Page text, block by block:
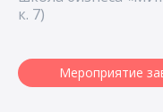
к. 7)
Мероприятие